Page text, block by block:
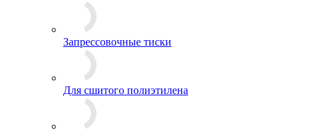
Запрессовочные тиски
Для сшитого полиэтилена